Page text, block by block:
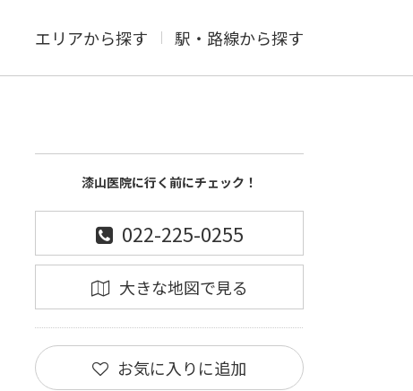
エリアから探す 駅・路線から探す
漆山医院に行く前にチェック！
022-225-0255
大きな地図で見る
お気に入りに追加